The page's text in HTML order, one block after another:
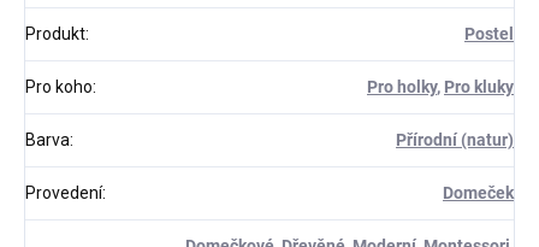
Produkt: Postel
Pro koho: Pro holky, Pro kluky
Barva: Přírodní (natur)
Provedení: Domeček